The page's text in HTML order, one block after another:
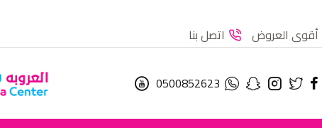
أقوى العروض اتصل بنا
0500852623